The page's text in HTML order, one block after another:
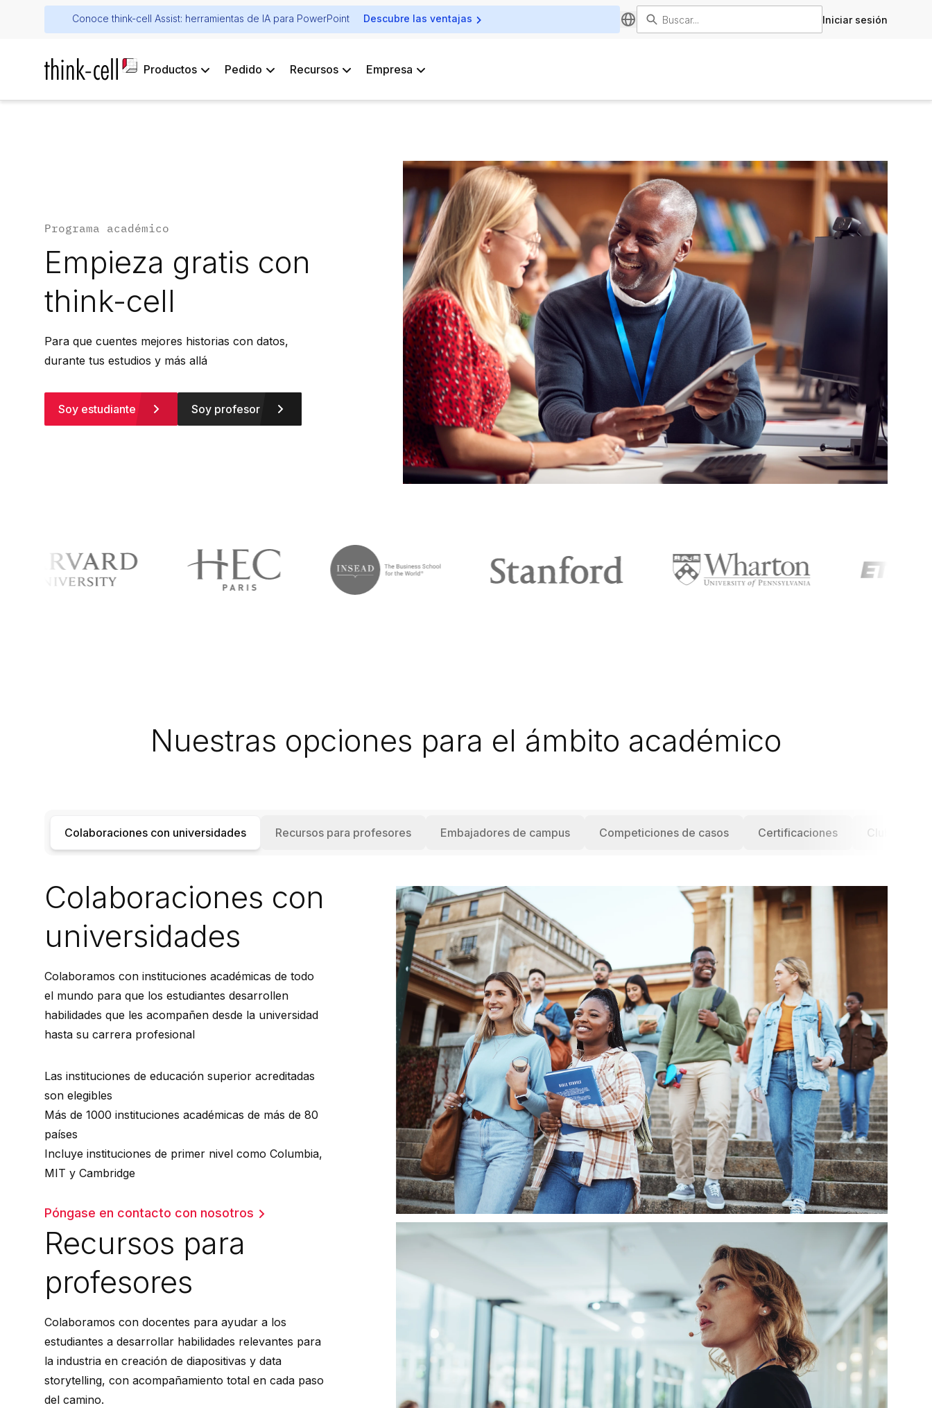
Conoce think-cell Assist: herramientas de IA para PowerPoint Descubre las ventajas Iniciar sesión
Productos Pedido Recursos Empresa
Programa académico
Empieza gratis con
think-cell
Para que cuentes mejores historias con datos,
durante tus estudios y más allá
Soy estudiante Soy profesor
Nuestras opciones para el ámbito académico
Colaboraciones con universidades Recursos para profesores Embajadores de campus Competiciones de casos Certificaciones Clubes
Colaboraciones con
universidades
Colaboramos con instituciones académicas de todo
el mundo para que los estudiantes desarrollen
habilidades que les acompañen desde la universidad
hasta su carrera profesional
Las instituciones de educación superior acreditadas
son elegibles
Más de 1000 instituciones académicas de más de 80
países
Incluye instituciones de primer nivel como Columbia,
MIT y Cambridge
Póngase en contacto con nosotros
Recursos para
profesores
Colaboramos con docentes para ayudar a los
estudiantes a desarrollar habilidades relevantes para
la industria en creación de diapositivas y data
storytelling, con acompañamiento total en cada paso
del camino.